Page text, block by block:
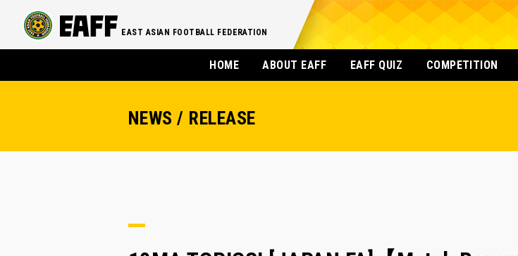
EAST ASIAN FOOTBALL FEDERATION
HOME ABOUT EAFF EAFF QUIZ COMPETITION
NEWS / RELEASE